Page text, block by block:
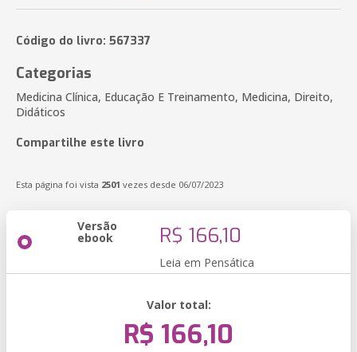
Código do livro: 567337
Categorias
Medicina Clínica, Educação E Treinamento, Medicina, Direito,
Didáticos
Compartilhe este livro
Esta página foi vista 2501 vezes desde 06/07/2023
Versão
ebook R$ 166,10
Leia em Pensática
Valor total:
R$ 166,10